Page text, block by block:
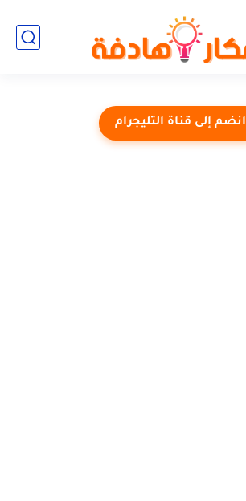
انضم إلى قناة التليجرام